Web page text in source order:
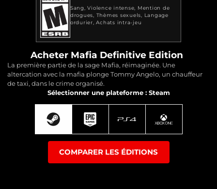
Sang Violence intense Mention de
drogues Thèmes sexuels
Langage
ordurier Achats intra-jeu
Acheter Mafia Definitive Edition
La première partie de la sage Mafia, réimaginée. Une
altercation avec la mafia plonge Tommy Angelo, un chauffeur
de taxi, dans le crime organisé.
Sélectionner une plateforme : Steam
COMPARER LES ÉDITIONS